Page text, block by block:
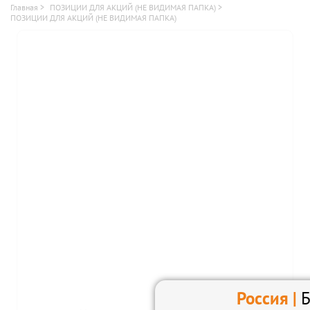
Россия |
Главная > ПОЗИЦИИ ДЛЯ АКЦИЙ (НЕ ВИДИМАЯ ПАПКА) >
ПОЗИЦИИ ДЛЯ АКЦИЙ (НЕ ВИДИМАЯ ПАПКА)